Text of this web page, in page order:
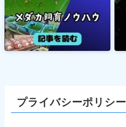
プライバシーポリシー